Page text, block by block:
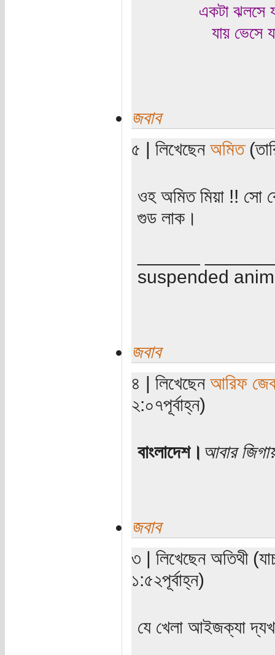
একটা ঝলসে
যায় ভেসে
জবাব
৫ | লিখেছেন অমিত
ওহ অমিত মিয়া !! সো
গুড লাক।
suspended
জবাব
৪ | লিখেছেন আরিফ
২:০৭পূর্বাহ্ন)
বাংলাদেশ। আবার
জবাব
৩ | লিখেছেন অতিথী
১:৫২পূর্বাহ্ন)
যে খেলা আইজক্যা